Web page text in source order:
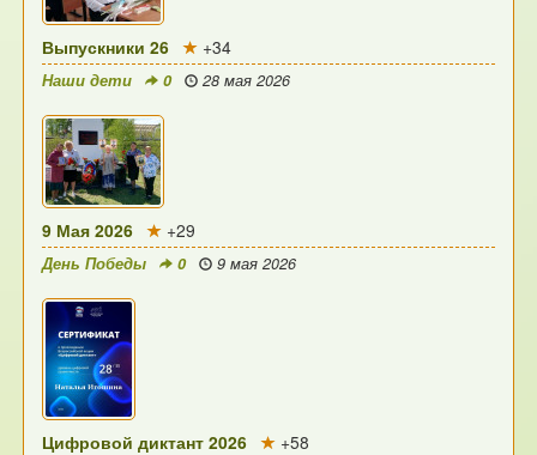
Выпускники 26 +34
Наши дети 0 28 мая 2026
9 Мая 2026 +29
День Победы 0 9 мая 2026
Цифровой диктант 2026 +58